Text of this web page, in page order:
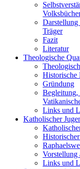
Darstellung
Träger
Fazit
Literatur
Theologische
Historische
Gründung
Begleitung,
Links und
Katholischer
Vorstellung
Links und